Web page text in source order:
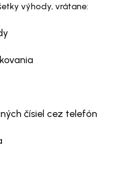
výhody, vrátane:
čísiel cez telefón